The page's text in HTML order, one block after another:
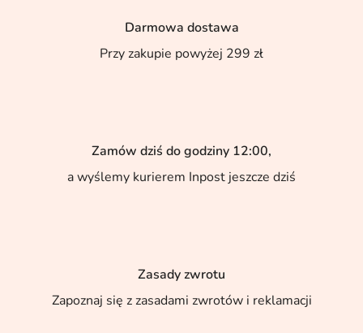
Darmowa dostawa
Przy zakupie powyżej 299 zł
Zamów dziś do godziny 12:00,
a wyślemy kurierem Inpost jeszcze dziś
Zasady zwrotu
Zapoznaj się z zasadami zwrotów i reklamacji